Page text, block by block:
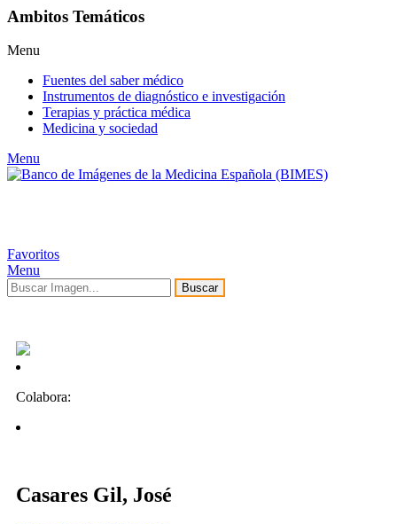
Ambitos Temáticos
Menu
Fuentes del saber médico
Instrumentos de diagnóstico e investigación
Terapias y práctica médica
Medicina y sociedad
Menu
Favoritos
Menu
Buscar
Colabora:
Casares Gil, José